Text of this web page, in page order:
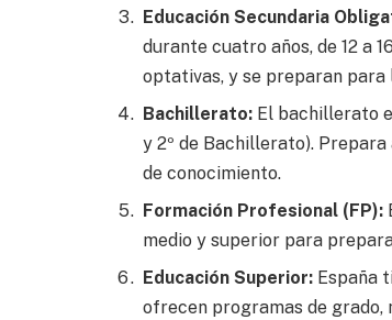
Educación Secundaria
durante cuatro años, de 12 a
optativas, y se preparan
Bachillerato: El bachillerato
y 2º de Bachillerato).
de conocimiento.
Formación Profesional (FP):
medio y superior para
Educación Superior: España
ofrecen programas de grado,